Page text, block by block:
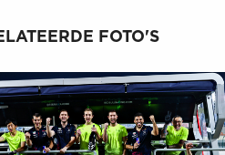
FOTO'S